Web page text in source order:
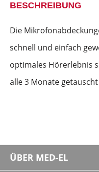
BESCHREIBUNG
Die
schnell und einfach
optimales Hörerlebnis
alle 3 Monate
ÜBER MED-EL